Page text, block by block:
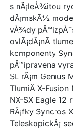
s nÃ¡leÅ¾itou
dÃ¡mskÃ½
vÅ¾dy
ovlÃ¡dÃ¡nÃ­
komponenty
pÅ™ipravena
SL rÃ¡m Genius
TlumiÄ X-
NX-SX Eagle
RÃ¡fky Syncros
TeleskopickÃ¡